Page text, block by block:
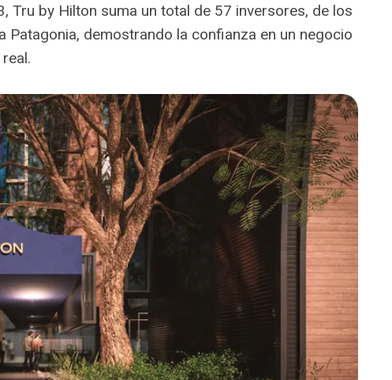
Tru by Hilton suma un total de 57 inversores, de los
Patagonia, demostrando la confianza en un negocio